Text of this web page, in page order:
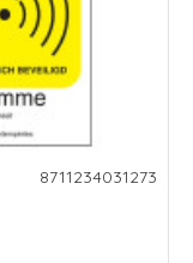
8711234031273